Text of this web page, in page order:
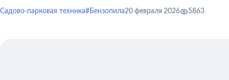
Садово-парковая техника#Бензопила20 февраля 2026 5863